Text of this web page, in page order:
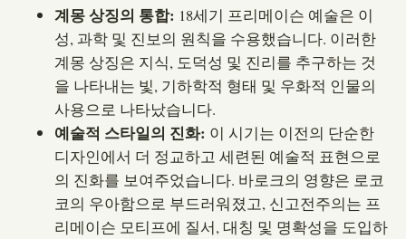
계몽 상징의 통합: 18세기 프리메이슨 예술은 이
성, 과학 및 진보의 원칙을 수용했습니다. 이러한
계몽 상징은 지식, 도덕성 및 진리를 추구하는 것
을 나타내는 빛, 기하학적 형태 및 우화적 인물의
사용으로 나타났습니다.
예술적 스타일의 진화: 이 시기는 이전의 단순한
디자인에서 더 정교하고 세련된 예술적 표현으로
의 진화를 보여주었습니다. 바로크의 영향은 로코
코의 우아함으로 부드러워졌고, 신고전주의는 프
리메이슨 모티프에 질서, 대칭 및 명확성을 도입하